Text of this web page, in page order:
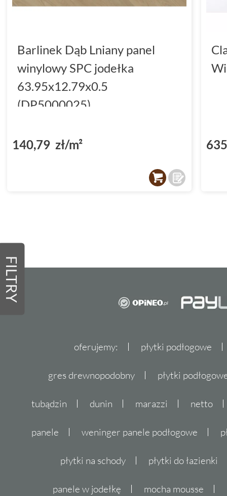
FILTRY
Barlinek Dąb Lniany panel
winylowy SPC jodełka
63.95x12.79x0.5
(DP5000025)
140,79 zł/m²
oferujemy: płytki podłogowe
gres drewnopodobny płytki
tubądzin dunin marazzi netto
panele weninger panele podłogowe
płytki na schody płytki do łazienki
panele w jodełkę mocha mousse